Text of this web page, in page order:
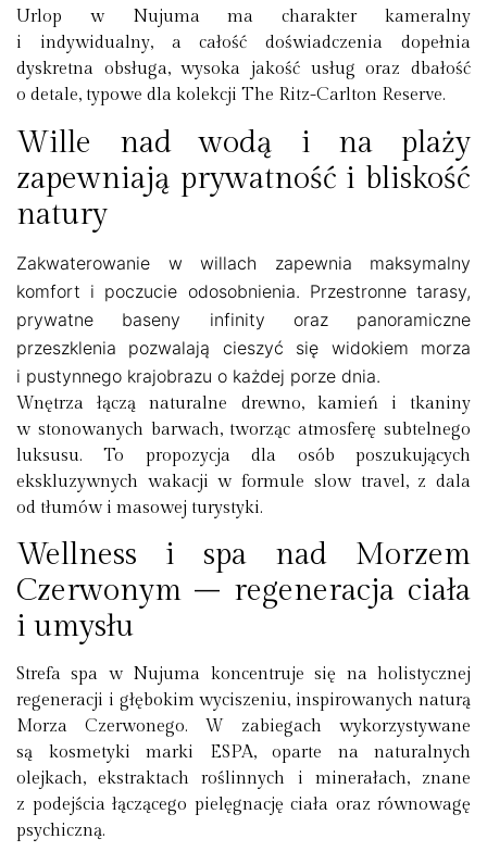
Urlop w Nujuma ma charakter kameralny
i indywidualny, a całość doświadczenia dopełnia
dyskretna obsługa, wysoka jakość usług oraz dbałość
o detale, typowe dla kolekcji The Ritz-Carlton Reserve.
Wille nad wodą i na plaży
zapewniają prywatność i bliskość
natury
Zakwaterowanie w willach zapewnia maksymalny
komfort i poczucie odosobnienia. Przestronne tarasy,
prywatne baseny infinity oraz panoramiczne
przeszklenia pozwalają cieszyć się widokiem morza
i pustynnego krajobrazu o każdej porze dnia.
Wnętrza łączą naturalne drewno, kamień i tkaniny
w stonowanych barwach, tworząc atmosferę subtelnego
luksusu. To propozycja dla osób poszukujących
ekskluzywnych wakacji w formule slow travel, z dala
od tłumów i masowej turystyki.
Wellness i spa nad Morzem
Czerwonym – regeneracja ciała
i umysłu
Strefa spa w Nujuma koncentruje się na holistycznej
regeneracji i głębokim wyciszeniu, inspirowanych naturą
Morza Czerwonego. W zabiegach wykorzystywane
są kosmetyki marki ESPA, oparte na naturalnych
olejkach, ekstraktach roślinnych i minerałach, znane
z podejścia łączącego pielęgnację ciała oraz równowagę
psychiczną.